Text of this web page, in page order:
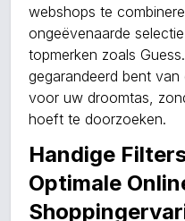
webshops te
ongeëvenaarde
topmerken zoals
gegarandeerd bent
voor uw droomtas,
hoeft te doorzoeken.
Handige
Optimale